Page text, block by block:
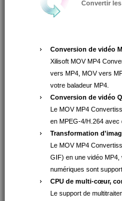
Convertir les
Conversion de vidéo
Xilisoft MOV MP4
vers MP4, MOV vers
votre baladeur MP4.
Conversion de vidéo
Le MOV MP4
en MPEG-4/H.264 avec
Transformation
Le MOV MP4
GIF) en une vidéo
numériques sont
CPU de multi-cœur,
Le support de